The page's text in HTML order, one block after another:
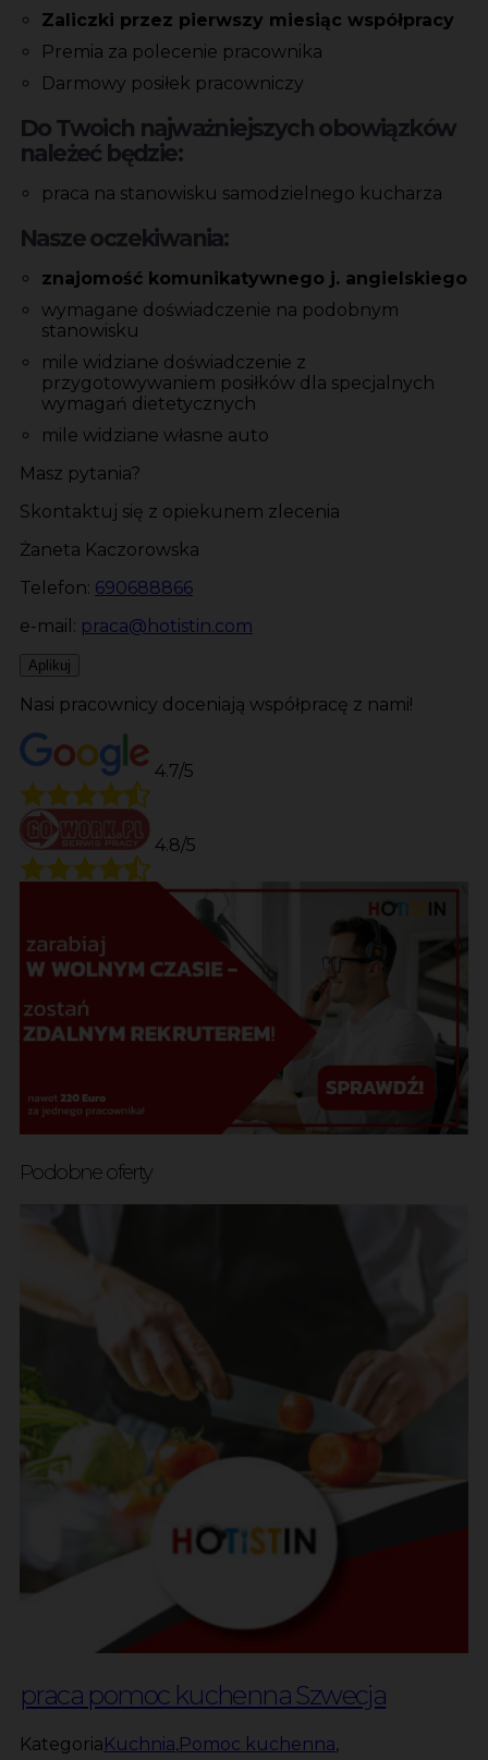
Zaliczki przez pierwszy miesiąc współpracy
Premia za polecenie pracownika
Darmowy posiłek pracowniczy
Do Twoich najważniejszych obowiązków
należeć będzie:
praca na stanowisku samodzielnego kucharza
Nasze oczekiwania:
znajomość komunikatywnego j. angielskiego
wymagane doświadczenie na podobnym
stanowisku
mile widziane doświadczenie z
przygotowywaniem posiłków dla specjalnych
wymagań dietetycznych
mile widziane własne auto
Masz pytania?
Skontaktuj się z opiekunem zlecenia
Żaneta Kaczorowska
Telefon: 690688866
e-mail: praca@hotistin.com
Aplikuj
Nasi pracownicy doceniają współpracę z nami!
4.7/5
4.8/5
Podobne oferty
praca pomoc kuchenna Szwecja
KategoriaKuchnia,Pomoc kuchenna,